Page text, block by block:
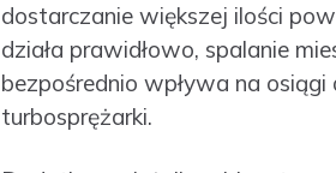
dostarczanie większej ilości
działa prawidłowo, spalanie
bezpośrednio wpływa na
turbosprężarki.